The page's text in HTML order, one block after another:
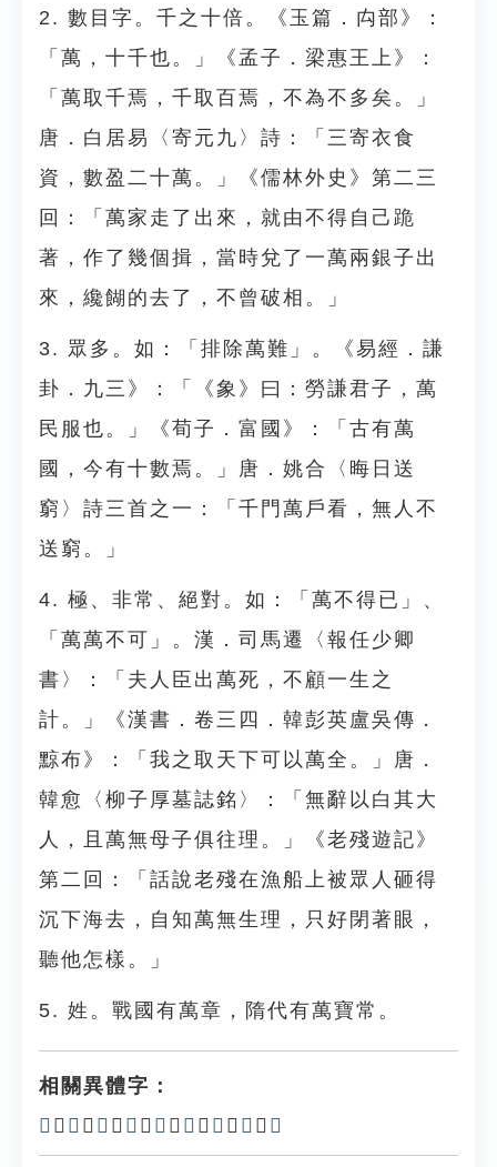
2. 數目字。千之十倍。《玉篇．禸部》：
「萬，十千也。」《孟子．梁惠王上》：
「萬取千焉，千取百焉，不為不多矣。」
唐．白居易〈寄元九〉詩：「三寄衣食
資，數盈二十萬。」《儒林外史》第二三
回：「萬家走了出來，就由不得自己跪
著，作了幾個揖，當時兌了一萬兩銀子出
來，纔餬的去了，不曾破相。」
3. 眾多。如：「排除萬難」。《易經．謙
卦．九三》：「《象》曰：勞謙君子，萬
民服也。」《荀子．富國》：「古有萬
國，今有十數焉。」唐．姚合〈晦日送
窮〉詩三首之一：「千門萬戶看，無人不
送窮。」
4. 極、非常、絕對。如：「萬不得已」、
「萬萬不可」。漢．司馬遷〈報任少卿
書〉：「夫人臣出萬死，不顧一生之
計。」《漢書．卷三四．韓彭英盧吳傳．
黥布》：「我之取天下可以萬全。」唐．
韓愈〈柳子厚墓誌銘〉：「無辭以白其大
人，且萬無母子俱往理。」《老殘遊記》
第二回：「話說老殘在漁船上被眾人砸得
沉下海去，自知萬無生理，只好閉著眼，
聽他怎樣。」
5. 姓。戰國有萬章，隋代有萬寶常。
相關異體字：
𤈬 、 𥝄 、 𥝅 、 𠂍 、 𢁭 、 𤍚 、 万 、 㸘 、 𠃡